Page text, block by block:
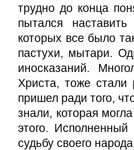
трудно до конца
пытался
которых все было
пастухи, мытари.
иносказаний.
Христа, то­же
пришел ради того,
знали, которая
этого.
судьбу своего